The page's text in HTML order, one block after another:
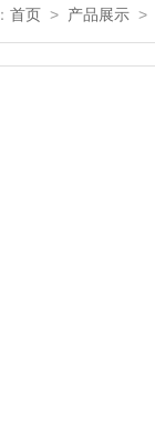
首页 > 产品展示 >